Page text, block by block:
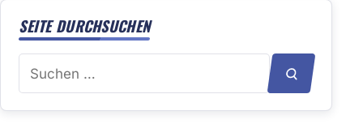
SEITE DURCHSUCHEN
Suchen
SUCHEN